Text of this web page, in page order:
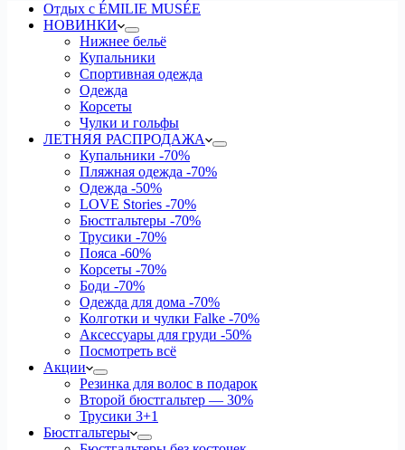
Отдых с ÉMILIE MUSÉE
НОВИНКИ
Нижнее бельё
Купальники
Спортивная одежда
Одежда
Корсеты
Чулки и гольфы
ЛЕТНЯЯ РАСПРОДАЖА
Купальники -70%
Пляжная одежда -70%
Одежда -50%
LOVE Stories -70%
Бюстгальтеры -70%
Трусики -70%
Пояса -60%
Корсеты -70%
Боди -70%
Одежда для дома -70%
Колготки и чулки Falke -70%
Аксессуары для груди -50%
Посмотреть всё
Акции
Резинка для волос в подарок
Второй бюстгальтер — 30%
Трусики 3+1
Бюстгальтеры